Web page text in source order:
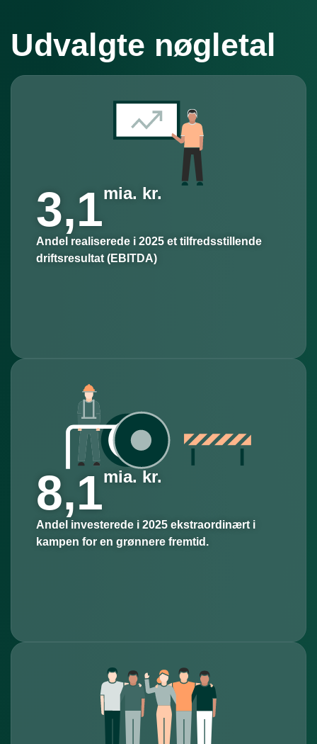
Udvalgte nøgletal
3,1mia. kr.
Andel realiserede i 2025 et tilfredsstillende
driftsresultat (EBITDA)
8,1mia. kr.
Andel investerede i 2025 ekstraordinært i
kampen for en grønnere fremtid.